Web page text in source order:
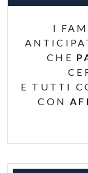
I
CHE
E TUTTI
CON